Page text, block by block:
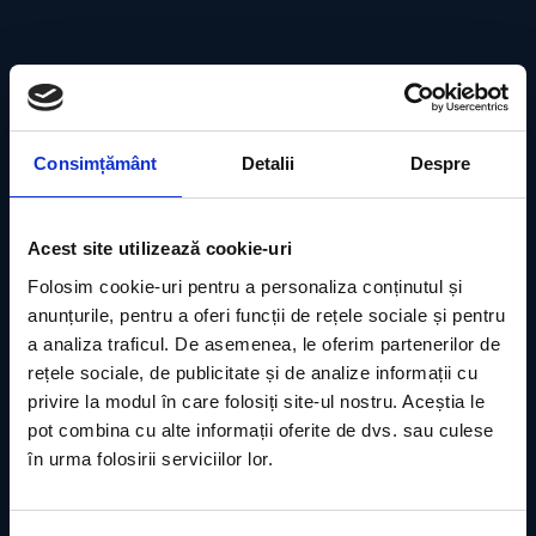
Consimțământ Detalii Despre
Acest site utilizează cookie-uri
Folosim cookie-uri pentru a personaliza conținutul și
anunțurile, pentru a oferi funcții de rețele sociale și pentru
a analiza traficul. De asemenea, le oferim partenerilor de
rețele sociale, de publicitate și de analize informații cu
privire la modul în care folosiți site-ul nostru. Aceștia le
pot combina cu alte informații oferite de dvs. sau culese
în urma folosirii serviciilor lor.